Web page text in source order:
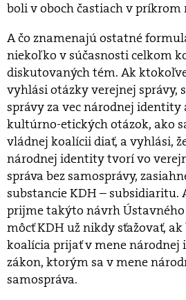
boli v oboch častiach v príkrom
A čo znamenajú ostatné
niekoľko v súčasnosti celkom
diskutovaných tém. Ak
vyhlási otázky verejnej správy,
správy za vec národnej identity
kultúrno-etických otázok, ako
vládnej koalícii diať, a vyhlási,
národnej identity tvorí vo
správa bez samosprávy,
substancie KDH – subsidiaritu.
prijme takýto návrh Ústavného
môcť KDH už nikdy sťažovať,
koalícia prijať v mene
zákon, ktorým sa v mene
samospráva.